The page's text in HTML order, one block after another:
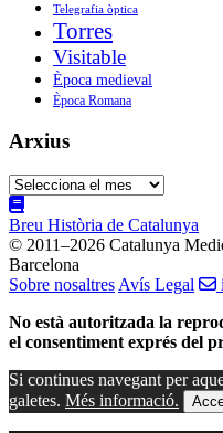
Telegrafia òptica
Torres
Visitable
Època medieval
Època Romana
Arxius
Arxius
Breu Història de Catalunya
© 2011–2026 Catalunya
Barcelona
Sobre nosaltres Avís Legal
No està autoritzada la
el consentiment exprés del
Si continues navegant per
galetes. Més informació.